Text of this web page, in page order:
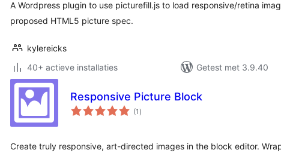
A Wordpress plugin to use picturefill.js to load responsive/retina
proposed HTML5 picture spec.
kylereicks
40+ actieve installaties
Getest met 3.9.40
Responsive Picture Block
(1 totaal
waarderingen
)
Create truly responsive, art-directed images in the block editor.